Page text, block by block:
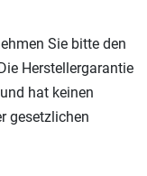
Sie bitte den
Herstellergarantie
hat keinen
gesetzlichen